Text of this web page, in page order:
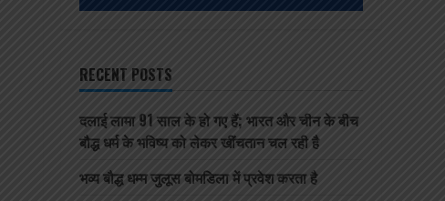
RECENT POSTS
दलाई लामा 91 साल के हो गए हैं; भारत और चीन के बीच
बौद्ध धर्म के भविष्य को लेकर खींचतान चल रही है
भव्य बौद्ध धम्म जुलूस बोमडिला में प्रवेश करता है